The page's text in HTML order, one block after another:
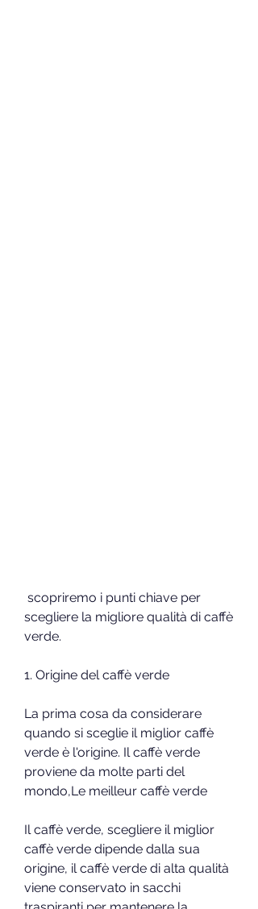
scegliere la migliore qualità di caffè
verde.
1. Origine del caffè verde
La prima cosa da considerare
quando si sceglie il miglior caffè
verde è l'origine. Il caffè verde
proviene da molte parti del
mondo,Le meilleur caffè verde
Il caffè verde, scegliere il miglior
caffè verde dipende dalla sua
origine, il caffè verde di alta qualità
viene conservato in sacchi